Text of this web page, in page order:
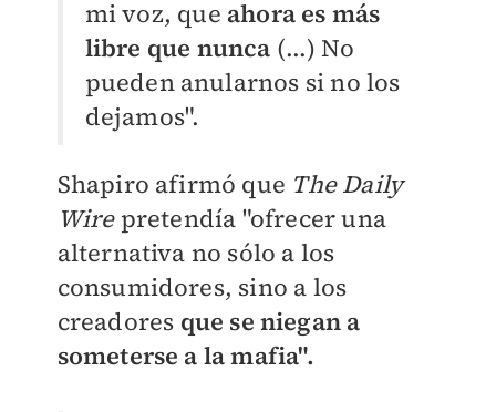
mi voz, que ahora es más
libre que nunca (...) No
pueden anularnos si no los
dejamos".
Shapiro afirmó que The Daily
Wirepretendía "ofrecer una
alternativa no sólo a los
consumidores, sino a los
creadores que se niegan a
someterse a la mafia".